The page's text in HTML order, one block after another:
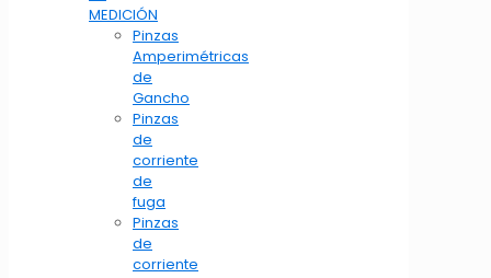
MEDICIÓN
Pinzas
Amperimétricas
de
Gancho
Pinzas
de
corriente
de
fuga
Pinzas
de
corriente